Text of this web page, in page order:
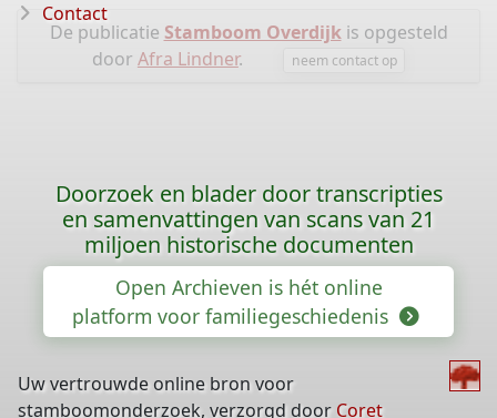
De publicatie Stamboom Overdijkis opgesteld
door Afra Lindner. neem contact op
Contact
Doorzoek en blader door transcripties
en samenvattingen van scans van 21
miljoen historische documenten
Open Archieven is hét online
platform voor familiegeschiedenis
Uw vertrouwde online bron voor
stamboomonderzoek, verzorgd door Coret